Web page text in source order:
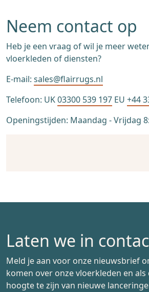
Neem contact op
Heb je een vraag of wil je meer
vloerkleden of diensten?
E-mail: sales@flairrugs.nl
Telefoon: UK03300 539 197 EU +44
Openingstijden: Maandag - Vrijdag
Laten we in
Meld je aan voor onze nieuwsbrief
komen over onze vloerkleden en als
hoogte te zijn van nieuwe